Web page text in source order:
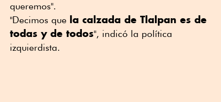
queremos".
"Decimos que la calzada de Tlalpan es de
todas y de todos", indicó la política
izquierdista.